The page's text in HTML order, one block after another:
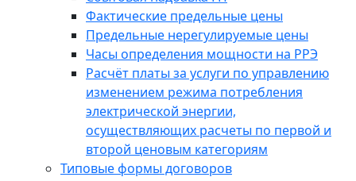
Фактические предельные цены
Предельные нерегулируемые цены
Часы определения мощности на РРЭ
Расчёт платы за услуги по управлению
изменением режима потребления
электрической энергии,
осуществляющих расчеты по первой и
второй ценовым категориям
Типовые формы договоров